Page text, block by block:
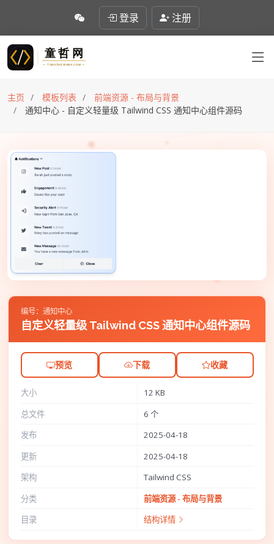
登录 注册
主页 模板列表
前端资源 - 布局与背景
通知中心 - 自定义轻量级 Tailwind CSS 通知中心组件源码
编号：通知中心
自定义轻量级 Tailwind CSS 通知中心组件源码
预览 下载 收藏
大小
12 KB
总文件
6 个
发布
2025-04-18
更新
2025-04-18
架构
Tailwind CSS
分类
前端资源 - 布局与背景
目录
结构详情